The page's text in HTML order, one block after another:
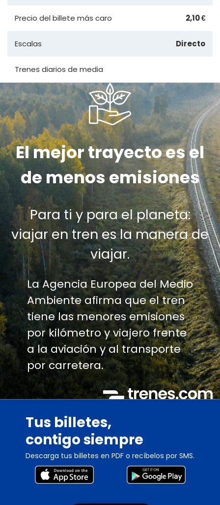
Precio del billete más caro 2,10 €
Escalas Directo
Trenes diarios de media
El mejor trayecto es el
de menos emisiones
Para ti y para el planeta:
viajar en tren es la manera de
viajar.
La Agencia Europea del Medio
Ambiente afirma que el tren
tiene las menores emisiones
por kilómetro y viajero frente
a la aviación y al transporte
por carretera.
Tus billetes,
contigo siempre
Descarga tus billetes en PDF o recíbelos por SMS.